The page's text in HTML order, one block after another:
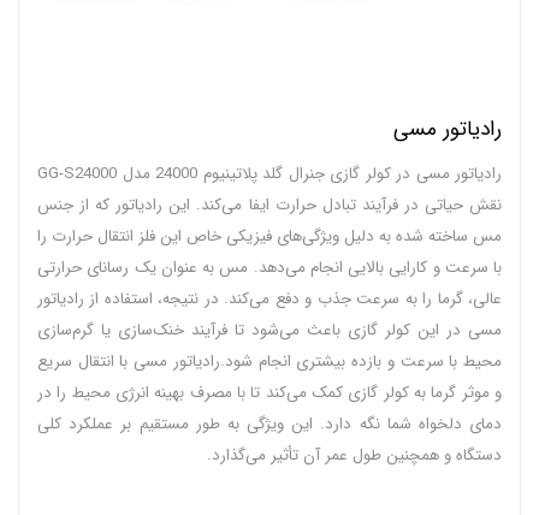
رادیاتور مسی
رادیاتور مسی در کولر گازی جنرال گلد پلاتینیوم 24000 مدل GG-S24000
نقش حیاتی در فرآیند تبادل حرارت ایفا می‌کند. این رادیاتور که از جنس
مس ساخته شده به دلیل ویژگی‌های فیزیکی خاص این فلز انتقال حرارت را
با سرعت و کارایی بالایی انجام می‌دهد. مس به عنوان یک رسانای حرارتی
عالی، گرما را به سرعت جذب و دفع می‌کند. در نتیجه، استفاده از رادیاتور
مسی در این کولر گازی باعث می‌شود تا فرآیند خنک‌سازی یا گرم‌سازی
محیط با سرعت و بازده بیشتری انجام شود.رادیاتور مسی با انتقال سریع
و موثر گرما به کولر گازی کمک می‌کند تا با مصرف بهینه انرژی محیط را در
دمای دلخواه شما نگه دارد. این ویژگی به طور مستقیم بر عملکرد کلی
دستگاه و همچنین طول عمر آن تأثیر می‌گذارد.